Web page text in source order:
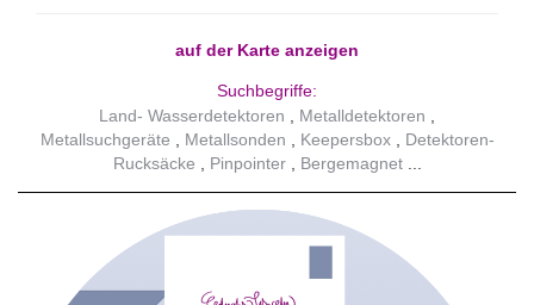
auf der Karte anzeigen
Suchbegriffe:
Land- Wasserdetektoren
Metalldetektoren
Metallsuchgeräte
Metallsonden Keepersbox
Detektoren-
Rucksäcke
Pinpointer Bergemagnet